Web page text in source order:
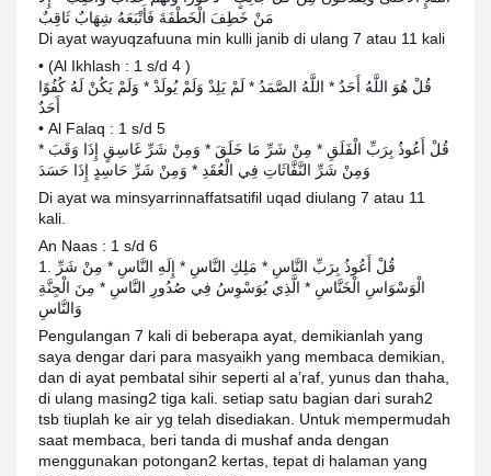
مَنْ خَطِفَ الْخَطْفَةَ فَأَتْبَعَهُ شِهَابٌ ثَاقِبٌ
Di ayat wayuqzafuuna min kulli janib di ulang 7 atau 11 kali
• (Al Ikhlash : 1 s/d 4 )
قُلْ هُوَ اللَّهُ أَحَدٌ * اللَّهُ الصَّمَدُ * لَمْ يَلِدْ وَلَمْ يُولَدْ * وَلَمْ يَكُنْ لَهُ كُفُوًا
أَحَدٌ
• Al Falaq : 1 s/d 5
قُلْ أَعُوذُ بِرَبِّ الْفَلَقِ * مِنْ شَرِّ مَا خَلَقَ * وَمِنْ شَرِّ غَاسِقٍ إِذَا وَقَبَ *
وَمِنْ شَرِّ النَّفَّاثَاتِ فِي الْعُقَدِ * وَمِنْ شَرِّ حَاسِدٍ إِذَا حَسَدَ
Di ayat wa minsyarrinnaffatsatifil uqad diulang 7 atau 11
kali.
An Naas : 1 s/d 6
1. قُلْ أَعُوذُ بِرَبِّ النَّاسِ * مَلِكِ النَّاسِ * إِلَهِ النَّاسِ * مِنْ شَرِّ
الْوَسْوَاسِ الْخَنَّاسِ * الَّذِي يُوَسْوِسُ فِي صُدُورِ النَّاسِ * مِنَ الْجِنَّةِ
وَالنَّاسِ
Pengulangan 7 kali di beberapa ayat, demikianlah yang
saya dengar dari para masyaikh yang membaca demikian,
dan di ayat pembatal sihir seperti al a’raf, yunus dan thaha,
di ulang masing2 tiga kali. setiap satu bagian dari surah2
tsb tiuplah ke air yg telah disediakan. Untuk mempermudah
saat membaca, beri tanda di mushaf anda dengan
menggunakan potongan2 kertas, tepat di halaman yang